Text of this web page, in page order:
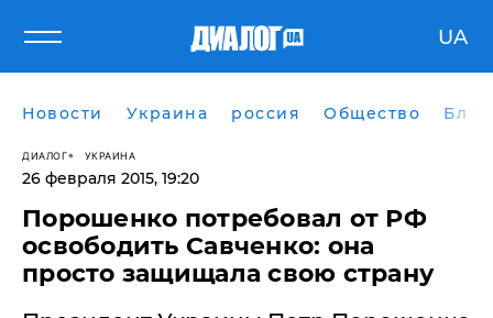
UA
Новости Украина россия Общество
ДИАЛОГ УКРАИНА
26 февраля 2015, 19:20
Порошенко потребовал от РФ
освободить Савченко: она
просто защищала свою страну